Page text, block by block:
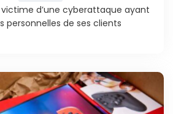
d’une cyberattaque ayant
personnelles de ses clients